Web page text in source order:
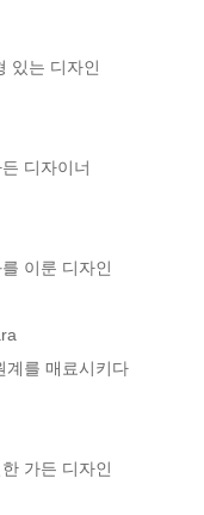
있는 디자인
디자이너
이룬 디자인
계를 매료시키다
가든 디자인